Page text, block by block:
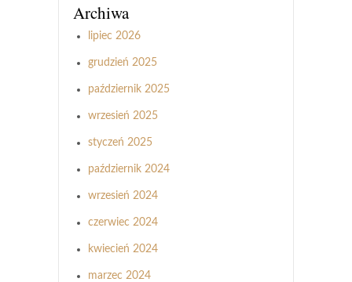
Archiwa
lipiec 2026
grudzień 2025
październik 2025
wrzesień 2025
styczeń 2025
październik 2024
wrzesień 2024
czerwiec 2024
kwiecień 2024
marzec 2024